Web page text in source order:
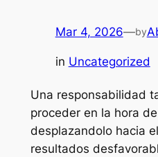
Mar 4, 2026—by
in Uncategorized
Una responsabilidad
proceder en la hora
desplazandolo hacia
resultados